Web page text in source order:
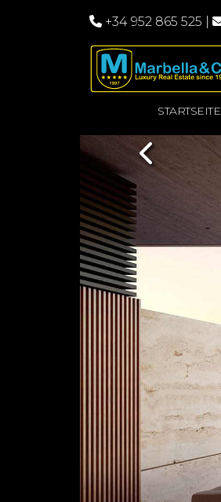
+34 952 865 525
STARTSEITE
Previous